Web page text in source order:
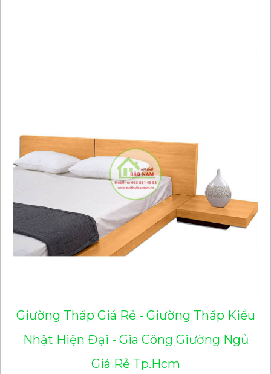
Giường Thấp Giá Rẻ - Giường Thấp Kiểu
Nhật Hiện Đại - Gia Công Giường Ngủ
Giá Rẻ Tp.Hcm